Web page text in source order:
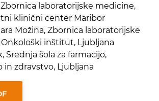
Zbornica laboratorijske medicine,
klinični center Maribor
Možina, Zbornica laboratorijske
inštitut, Ljubljana
Srednja šola za farmacijo,
in zdravstvo, Ljubljana